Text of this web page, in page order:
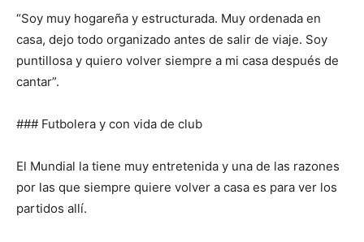
“Soy muy hogareña y estructurada. Muy ordenada en
casa, dejo todo organizado antes de salir de viaje. Soy
puntillosa y quiero volver siempre a mi casa después de
cantar”.
### Futbolera y con vida de club
El Mundial la tiene muy entretenida y una de las razones
por las que siempre quiere volver a casa es para ver los
partidos allí.